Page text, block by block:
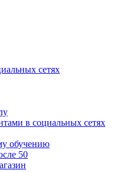
сетях
в социальных сетях
обучению
50